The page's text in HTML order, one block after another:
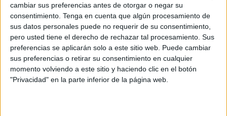
cambiar sus preferencias antes de otorgar o negar su
consentimiento. Tenga en cuenta que algún procesamiento de
sus datos personales puede no requerir de su consentimiento,
pero usted tiene el derecho de rechazar tal procesamiento. Sus
preferencias se aplicarán solo a este sitio web. Puede cambiar
sus preferencias o retirar su consentimiento en cualquier
momento volviendo a este sitio y haciendo clic en el botón
"Privacidad" en la parte inferior de la página web.
nivel de formación. Esta situación es especialmente crítica
si tenemos en cuenta que la reclasificación al grupo A1 es
una de nuestras principales reivindicaciones a nivel
nacional, precisamente para que se reconozca que una
Especialidad o Máster equivale a un Nivel 7 de
cualificación.